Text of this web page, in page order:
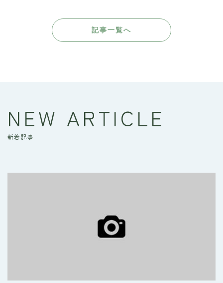
記事一覧へ
NEW ARTICLE
新着記事